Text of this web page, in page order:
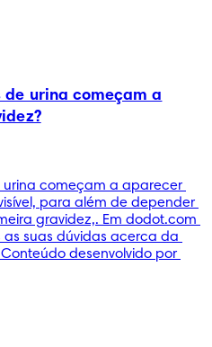
de urina começam a
começam a aparecer
para além de depender
gravidez,. Em dodot.com
suas dúvidas acerca da
desenvolvido por